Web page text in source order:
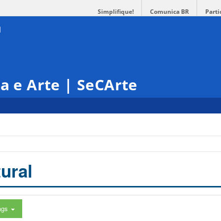
Simplifique! Comunica BR
e Arte | SeCArte